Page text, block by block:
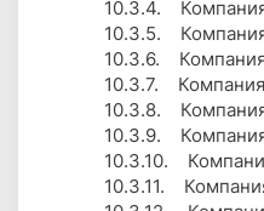
10.3.4.
10.3.5.
10.3.6.
10.3.7. Компания
10.3.8.
10.3.9.
10.3.10.
10.3.11. Компания